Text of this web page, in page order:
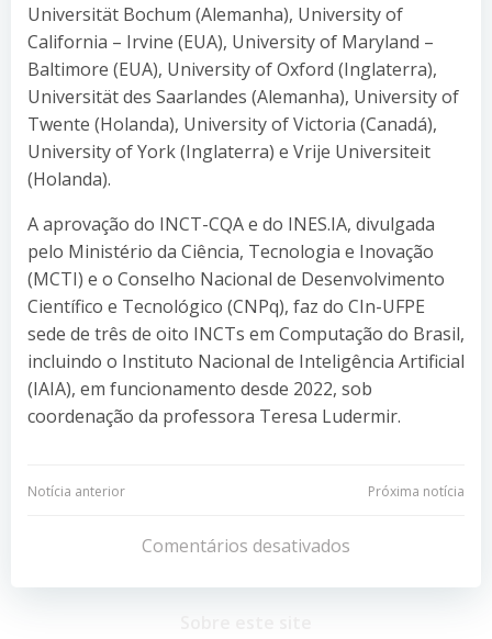
Universität Bochum (Alemanha), University of
California – Irvine (EUA), University of Maryland –
Baltimore (EUA), University of Oxford (Inglaterra),
Universität des Saarlandes (Alemanha), University of
Twente (Holanda), University of Victoria (Canadá),
University of York (Inglaterra) e Vrije Universiteit
(Holanda).
A aprovação do INCT-CQA e do INES.IA, divulgada
pelo Ministério da Ciência, Tecnologia e Inovação
(MCTI) e o Conselho Nacional de Desenvolvimento
Científico e Tecnológico (CNPq), faz do CIn-UFPE
sede de três de oito INCTs em Computação do Brasil,
incluindo o Instituto Nacional de Inteligência Artificial
(IAIA), em funcionamento desde 2022, sob
coordenação da professora Teresa Ludermir.
Navegação
Post
Notícia anterior
Navegação
de
Post
Próxima notícia
Comentários desativados